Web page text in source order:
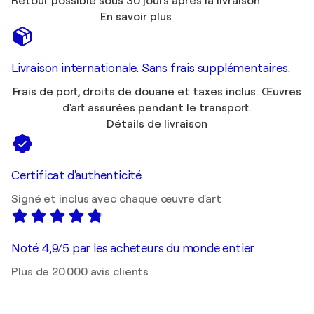
En savoir plus
Livraison internationale. Sans frais supplémentaires.
Frais de port, droits de douane et taxes inclus. Œuvres
d'art assurées pendant le transport.
Détails de livraison
Certificat d'authenticité
Signé et inclus avec chaque œuvre d'art
Noté 4,9/5 par les acheteurs du monde entier
Plus de 20 000 avis clients